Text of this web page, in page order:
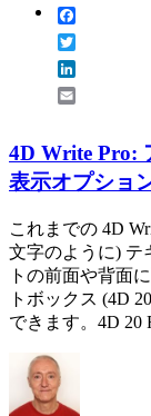
4D Write Pro:
表示オプショ
これまでの 4D
文字のように) テ
トの前面や背面
トボックス (4D
できます。4D 20